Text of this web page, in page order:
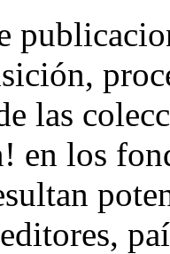
las
en los